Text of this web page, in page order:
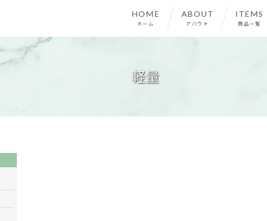
HOME
ホーム
ABOUT
アバウト
ITEMS
商品一覧
軽量